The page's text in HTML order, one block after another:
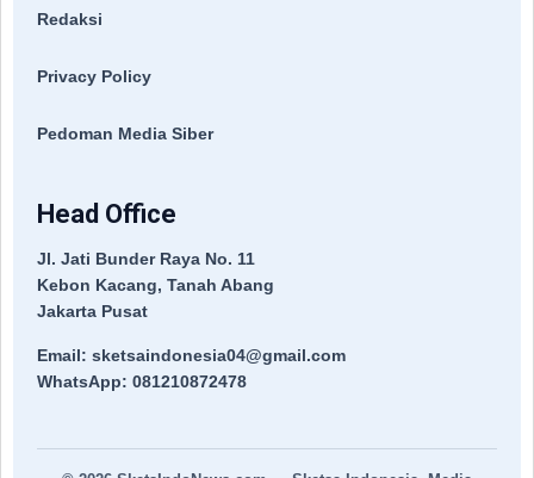
Redaksi
Privacy Policy
Pedoman Media Siber
Head Office
Jl. Jati Bunder Raya No. 11
Kebon Kacang, Tanah Abang
Jakarta Pusat
Email: sketsaindonesia04@gmail.com
WhatsApp: 081210872478